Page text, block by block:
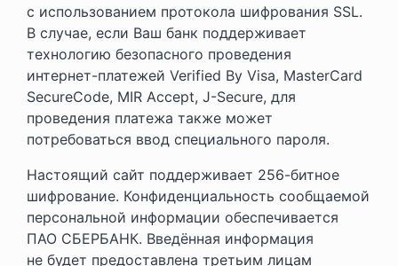
с использованием протокола шифрования SSL.
В случае, если Ваш банк поддерживает
технологию безопасного проведения
интернет-платежей Verified By Visa, MasterCard
SecureCode, MIR Accept, J-Secure, для
проведения платежа также может
потребоваться ввод специального пароля.
Настоящий сайт поддерживает 256-битное
шифрование. Конфиденциальность сообщаемой
персональной информации обеспечивается
ПАО СБЕРБАНК. Введённая информация
не будет предоставлена третьим лицам